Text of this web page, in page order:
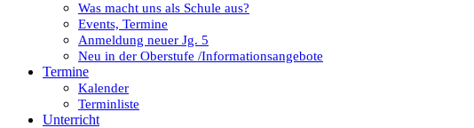
Was macht uns als Schule aus?
Events, Termine
Anmeldung neuer Jg. 5
Neu in der Oberstufe /Informationsangebote
Termine
Kalender
Terminliste
Unterricht